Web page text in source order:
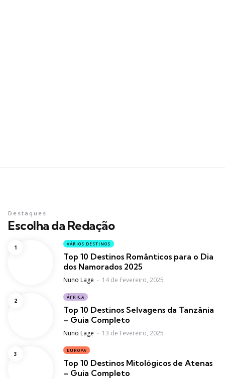
Escolha da Redação
Destaques
VÁRIOS DESTINOS
Top 10 Destinos Românticos para o Dia
dos Namorados 2025
Posted
Nuno Lage 14 de Fevereiro, 2025
ÁFRICA
Top 10 Destinos Selvagens da Tanzânia
– Guia Completo
Posted
Nuno Lage 13 de Fevereiro, 2025
EUROPA
Top 10 Destinos Mitológicos de Atenas
– Guia Completo